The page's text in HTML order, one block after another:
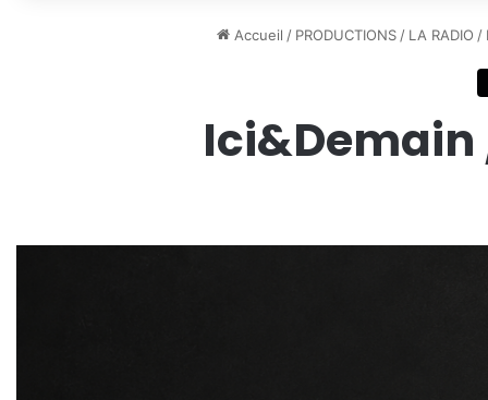
Accueil / PRODUCTIONS / LA RADIO /